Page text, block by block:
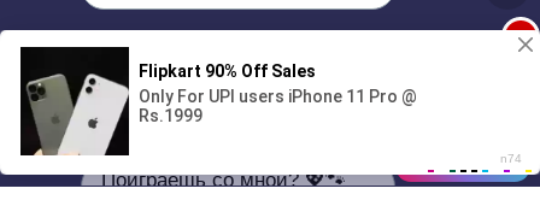
01/07
00:00 Поиграешь со мной? 💖🐾
1